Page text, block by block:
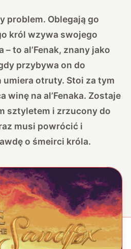
problem. Oblegają go
król wzywa swojego
– to al’Fenak, znany jako
przybywa on do
umiera otruty. Stoi za tym
winę na al’Fenaka. Zostaje
sztyletem i zrzucony do
musi powrócić i
o śmeirci króla.